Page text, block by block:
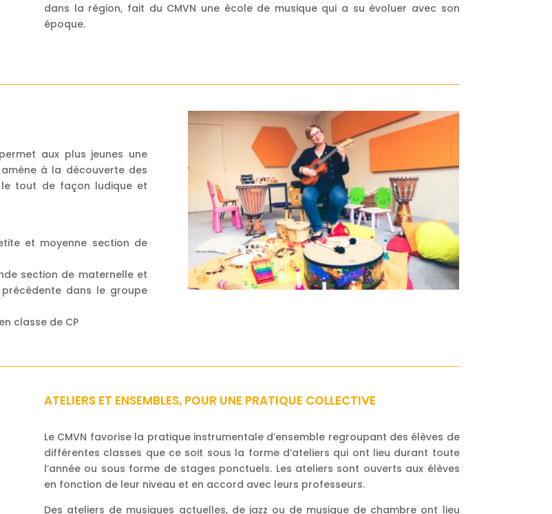
dans la région, fait du CMVN une école de musique qui a su évoluer avec son
époque.
aux plus jeunes une
à la découverte des
le tout de façon ludique et
et moyenne section de
section de maternelle et
dans le groupe
classe de CP
ATELIERS ET ENSEMBLES, POUR UNE PRATIQUE COLLECTIVE
Le CMVN favorise la pratique instrumentale d’ensemble regroupant des élèves de
différentes classes que ce soit sous la forme d’ateliers qui ont lieu durant toute
l’année ou sous forme de stages ponctuels. Les ateliers sont ouverts aux élèves
en fonction de leur niveau et en accord avec leurs professeurs.
Des ateliers de musiques actuelles, de jazz ou de musique de chambre ont lieu